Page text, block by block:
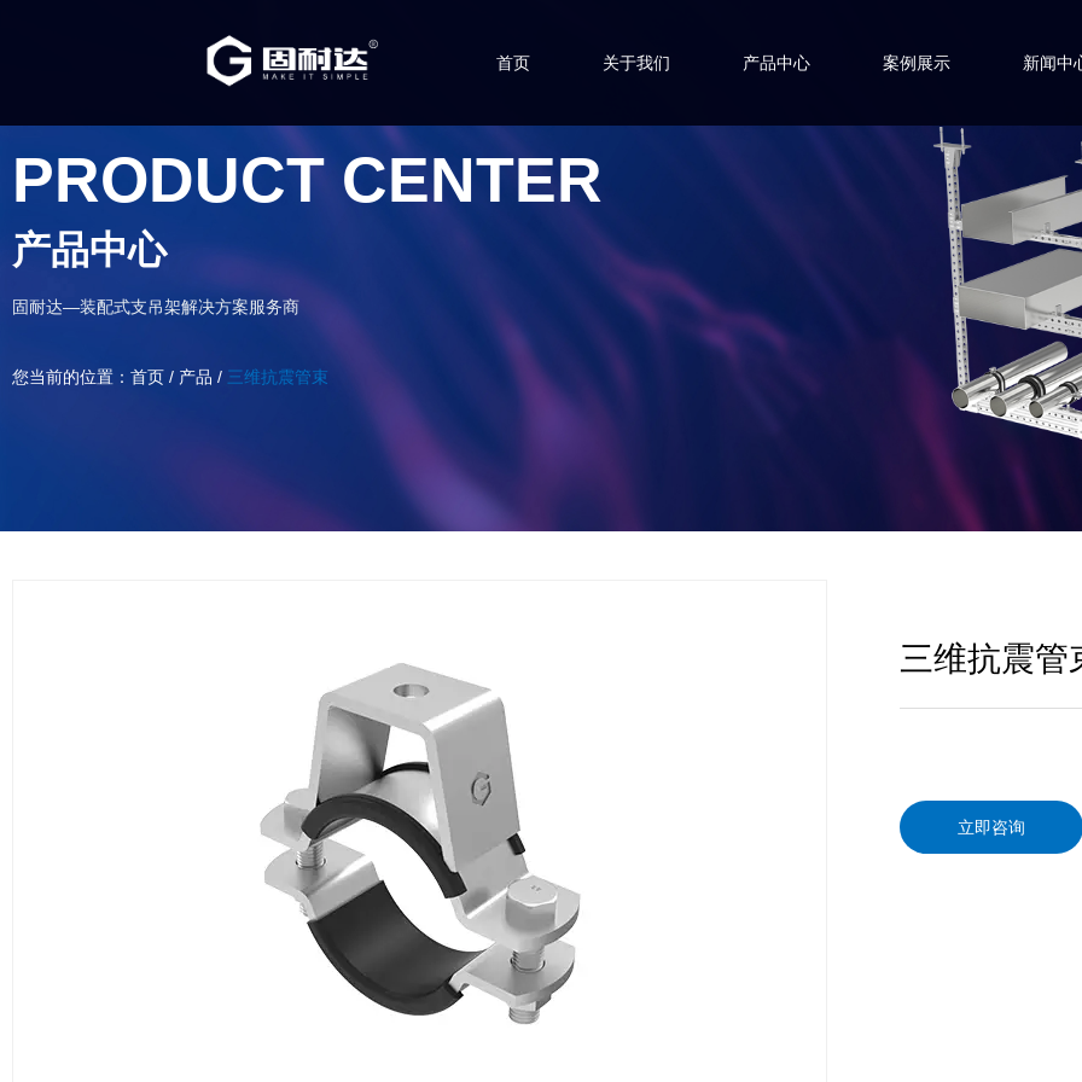
首页 关于我们 产品中心 案例展示 新闻中
PRODUCT CENTER
产品中心
固耐达—装配式支吊架解决方案服务商
您当前的位置：首页 / 产品 / 三维抗震管束
三维抗震管
立即咨询